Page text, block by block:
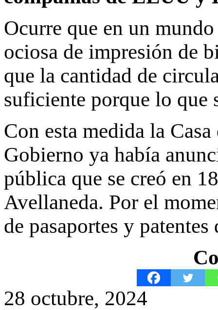
Ocurre que en un
ociosa de impresión de
que la cantidad de
suficiente porque lo que
Con esta medida la
Gobierno ya había
pública que se creó en
Avellaneda. Por el
de pasaportes y
28 octubre, 2024